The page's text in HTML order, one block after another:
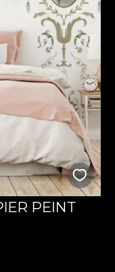
PEINT